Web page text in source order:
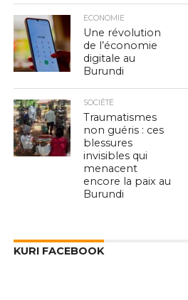
ECONOMIE
Une révolution
de l’économie
digitale au
Burundi
SOCIÉTÉ
Traumatismes
non guéris : ces
blessures
invisibles qui
menacent
encore la paix au
Burundi
KURI FACEBOOK